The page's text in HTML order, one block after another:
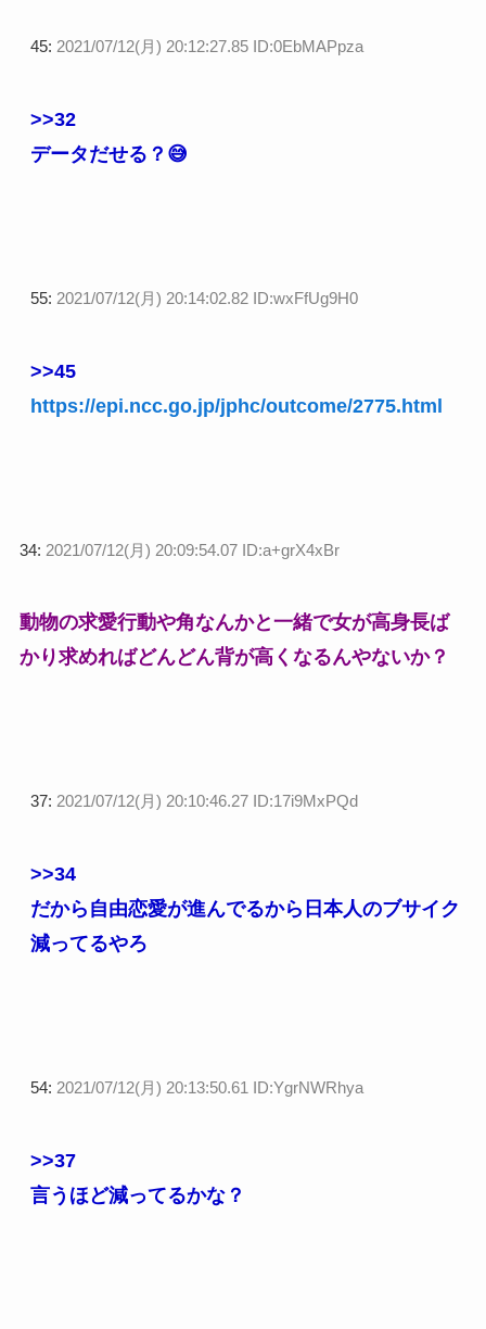
45: 2021/07/12(月) 20:12:27.85 ID:0EbMAPpza
>>32
データだせる？😅
55: 2021/07/12(月) 20:14:02.82 ID:wxFfUg9H0
>>45
https://epi.ncc.go.jp/jphc/outcome/2775.html
34: 2021/07/12(月) 20:09:54.07 ID:a+grX4xBr
動物の求愛行動や角なんかと一緒で女が高身長ば
かり求めればどんどん背が高くなるんやないか？
37: 2021/07/12(月) 20:10:46.27 ID:17i9MxPQd
>>34
だから自由恋愛が進んでるから日本人のブサイク
減ってるやろ
54: 2021/07/12(月) 20:13:50.61 ID:YgrNWRhya
>>37
言うほど減ってるかな？